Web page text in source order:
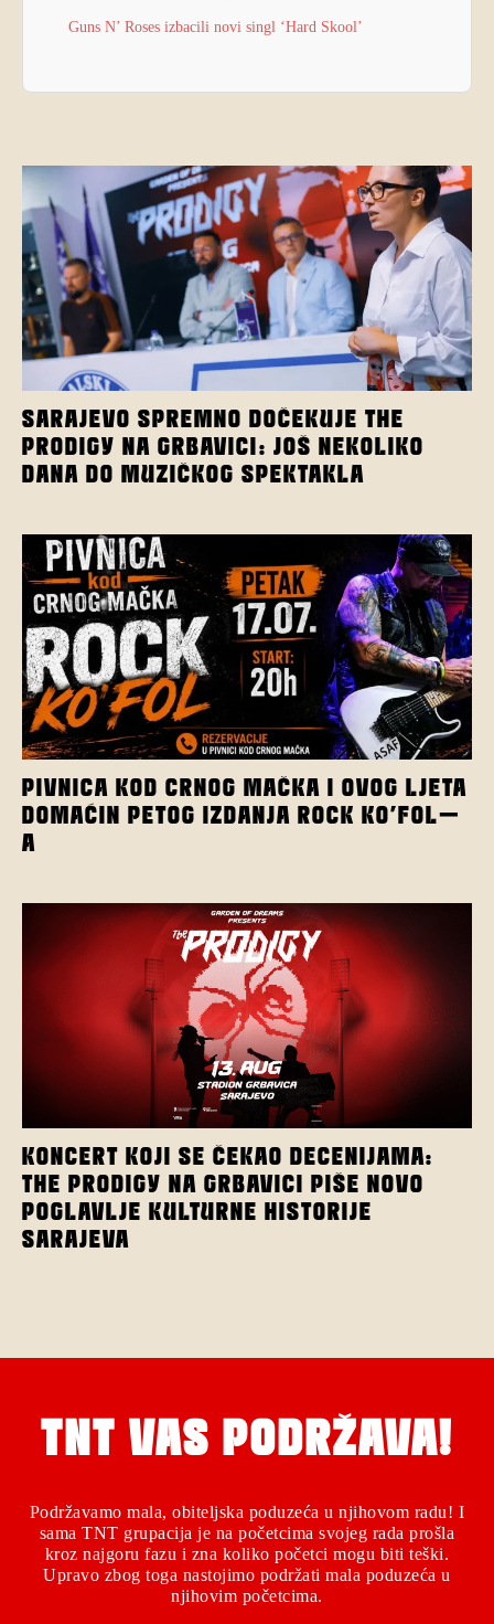
Guns N’ Roses izbacili novi singl ‘Hard Skool’
SARAJEVO SPREMNO DOČEKUJE THE
PRODIGY NA GRBAVICI: JOŠ NEKOLIKO
DANA DO MUZIČKOG SPEKTAKLA
PIVNICA KOD CRNOG MAČKA I OVOG LJETA
DOMAĆIN PETOG IZDANJA ROCK KO’FOL-
A
KONCERT KOJI SE ČEKAO DECENIJAMA:
THE PRODIGY NA GRBAVICI PIŠE NOVO
POGLAVLJE KULTURNE HISTORIJE
SARAJEVA
TNT VAS PODRŽAVA!
Podržavamo mala, obiteljska poduzeća u njihovom radu! I
sama TNT grupacija je na početcima svojeg rada prošla
kroz najgoru fazu i zna koliko početci mogu biti teški.
Upravo zbog toga nastojimo podržati mala poduzeća u
njihovim početcima.